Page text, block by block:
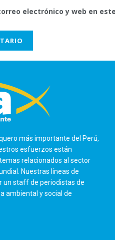
electrónico y web en
más importante del Perú,
esfuerzos están
relacionados al sector
Nuestras líneas de
un staff de periodistas de
ambiental y social de